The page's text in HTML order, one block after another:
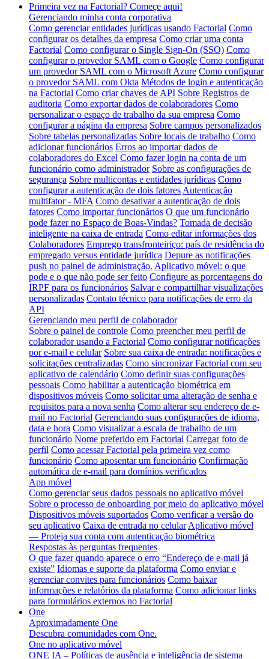
Primeira vez na Factorial? Começe aqui!
Gerenciando minha conta corporativa
Como gerenciar entidades jurídicas usando Factorial Como
configurar os detalhes da empresa Como criar uma conta
Factorial Como configurar o Single Sign-On (SSO) Como
configurar o provedor SAML com o Google Como configurar
um provedor SAML com o Microsoft Azure Como configurar
o provedor SAML com Okta Métodos de login e autenticação
na Factorial Como criar chaves de API Sobre Registros de
auditoria Como exportar dados de colaboradores Como
personalizar o espaço de trabalho da sua empresa Como
configurar a página da empresa Sobre campos personalizados
Sobre tabelas personalizadas Sobre locais de trabalho Como
adicionar funcionários Erros ao importar dados de
colaboradores do Excel Como fazer login na conta de um
funcionário como administrador Sobre as configurações de
segurança Sobre multicontas e entidades jurídicas Como
configurar a autenticação de dois fatores Autenticação
multifator - MFA Como desativar a autenticação de dois
fatores Como importar funcionários O que um funcionário
pode fazer no Espaço de Boas-Vindas? Tomada de decisão
inteligente na caixa de entrada Como editar informações dos
Colaboradores Emprego transfronteiriço: país de residência do
empregado versus entidade jurídica Depure as notificações
push no painel de administração. Aplicativo móvel: o que
pode e o que não pode ser feito Configure as porcentagens do
IRPF para os funcionários Salvar e compartilhar visualizações
personalizadas Contato técnico para notificações de erro da
API
Gerenciando meu perfil de colaborador
Sobre o painel de controle Como preencher meu perfil de
colaborador usando a Factorial Como configurar notificações
por e-mail e celular Sobre sua caixa de entrada: notificações e
solicitações centralizadas Como sincronizar Factorial com seu
aplicativo de calendário Como definir suas configurações
pessoais Como habilitar a autenticação biométrica em
dispositivos móveis Como solicitar uma alteração de senha e
requisitos para a nova senha Como alterar seu endereço de e-
mail no Factorial Gerenciando suas configurações de idioma,
data e hora Como visualizar a escala de trabalho de um
funcionário Nome preferido em Factorial Carregar foto de
perfil Como acessar Factorial pela primeira vez como
funcionário Como aposentar um funcionário Confirmação
automática de e-mail para domínios verificados
App móvel
Como gerenciar seus dados pessoais no aplicativo móvel
Sobre o processo de onboarding por meio do aplicativo móvel
Dispositivos móveis suportados Como verificar a versão do
seu aplicativo Caixa de entrada no celular Aplicativo móvel
— Proteja sua conta com autenticação biométrica
Respostas às perguntas frequentes
O que fazer quando aparece o erro “Endereço de e-mail já
existe” Idiomas e suporte da plataforma Como enviar e
gerenciar convites para funcionários Como baixar
informações e relatórios da plataforma Como adicionar links
para formulários externos no Factorial
One
Aproximadamente One
Descubra comunidades com One.
One no aplicativo móvel
ONE IA – Políticas de ausência e inteligência de sistema